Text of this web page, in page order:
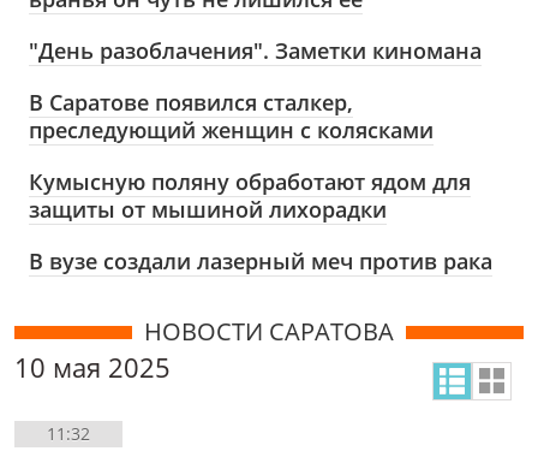
"День разоблачения". Заметки киномана
В Саратове появился сталкер,
преследующий женщин с колясками
Кумысную поляну обработают ядом для
защиты от мышиной лихорадки
В вузе создали лазерный меч против рака
НОВОСТИ САРАТОВА
10 мая 2025
11:32